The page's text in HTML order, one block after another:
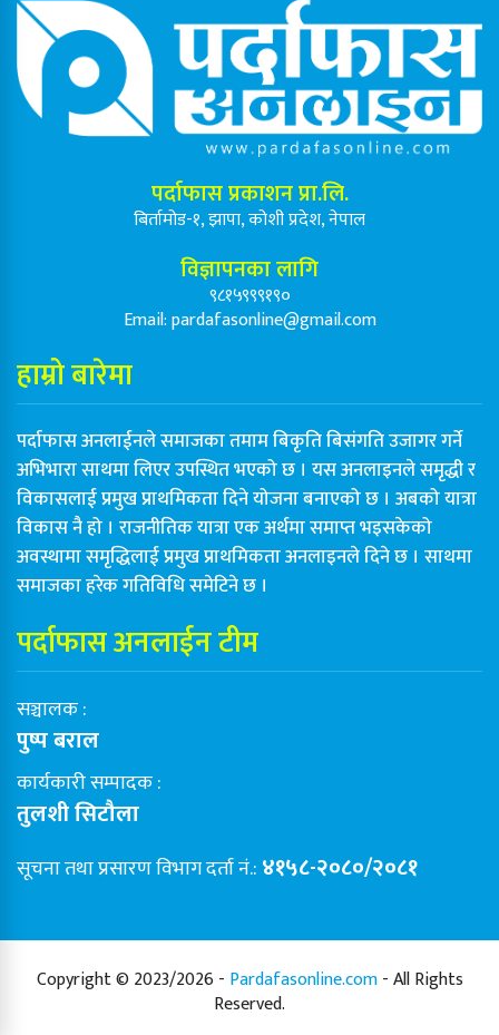
पर्दाफास प्रकाशन प्रा.लि.
बिर्तामोड-१, झापा, कोशी प्रदेश, नेपाल
विज्ञापनका लागि
९८१५९९९१९०
Email:pardafasonline@gmail.com
हाम्रो बारेमा
पर्दाफास अनलाईनले समाजका तमाम बिकृति बिसंगति उजागर गर्ने
अभिभारा साथमा लिएर उपस्थित भएको छ । यस अनलाइनले समृद्धी र
विकासलाई प्रमुख प्राथमिकता दिने योजना बनाएको छ । अबको यात्रा
विकास नै हो । राजनीतिक यात्रा एक अर्थमा समाप्त भइसकेको
अवस्थामा समृद्धिलाई प्रमुख प्राथमिकता अनलाइनले दिने छ । साथमा
समाजका हरेक गतिविधि समेटिने छ ।
पर्दाफास अनलाईन टीम
सञ्चालक :
पुष्प बराल
कार्यकारी सम्पादक :
तुलशी सिटौला
सूचना तथा प्रसारण विभाग दर्ता नं.: ४१५८-२०८०/२०८१
Copyright © 2023/2026 - Pardafasonline.com- All Rights
Reserved.